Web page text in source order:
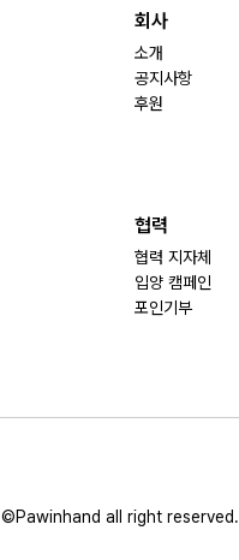
회사
소개
공지사항
후원
협력
협력 지자체
입양 캠페인
포인기부
©Pawinhand all right reserved.